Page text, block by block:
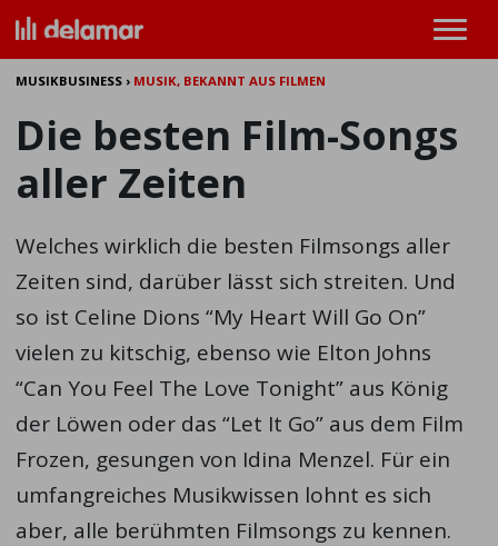
MUSIKBUSINESS › MUSIK, BEKANNT AUS FILMEN
Die besten Film-Songs
aller Zeiten
Welches wirklich die besten Filmsongs aller
Zeiten sind, darüber lässt sich streiten. Und
so ist Celine Dions “My Heart Will Go On”
vielen zu kitschig, ebenso wie Elton Johns
“Can You Feel The Love Tonight” aus König
der Löwen oder das “Let It Go” aus dem Film
Frozen, gesungen von Idina Menzel. Für ein
umfangreiches Musikwissen lohnt es sich
aber, alle berühmten Filmsongs zu kennen.